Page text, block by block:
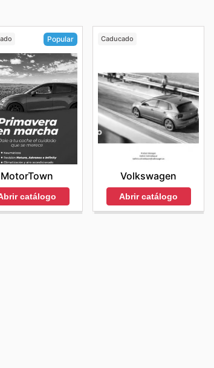
Popular
MotorTown
catálogo
Caducado
Volkswagen
Abrir catálogo